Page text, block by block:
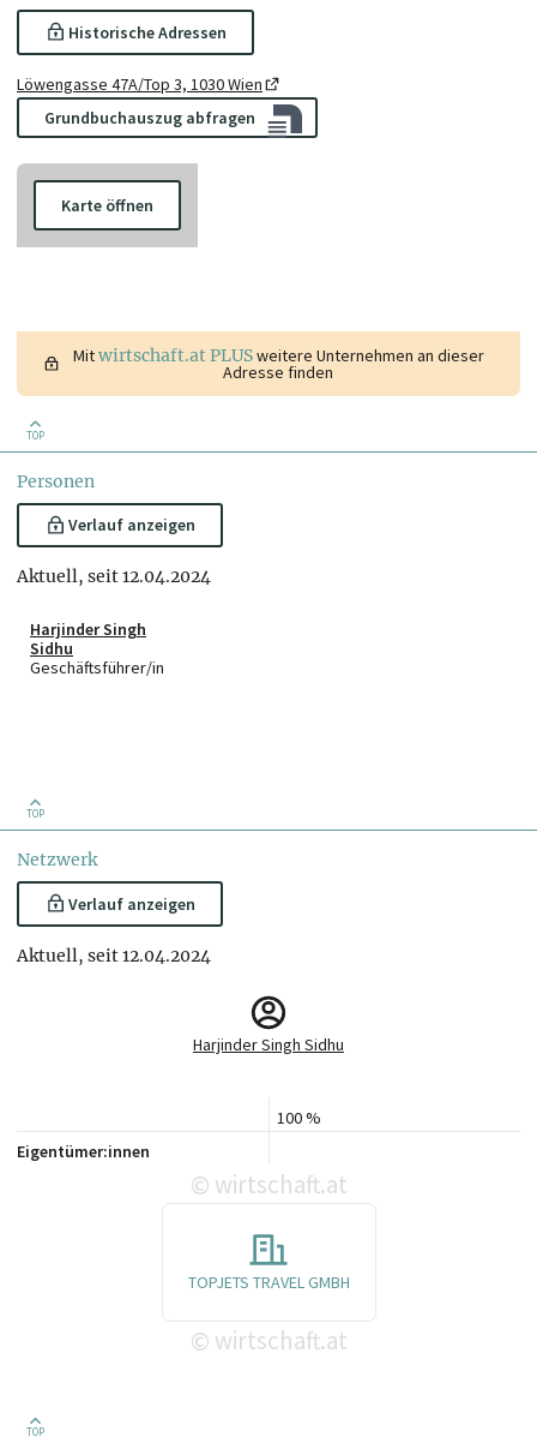
Historische Adressen
Löwengasse 47A/Top 3, 1030 Wien
Grundbuchauszug abfragen
Karte öffnen
Mitwirtschaft.at PLUSweitere Unternehmen an dieser
Adresse finden
TOP
Personen
Verlauf anzeigen
Aktuell, seit 12.04.2024
Harjinder Singh
Sidhu
Geschäftsführer/in
TOP
Netzwerk
Verlauf anzeigen
Aktuell, seit 12.04.2024
Harjinder Singh Sidhu
100 %
Eigentümer:innen
© wirtschaft.at
TOPJETS TRAVEL GMBH
© wirtschaft.at
TOP